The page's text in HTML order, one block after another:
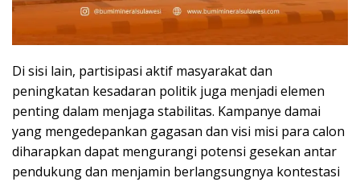
Di sisi lain, partisipasi aktif masyarakat dan
peningkatan kesadaran politik juga menjadi elemen
penting dalam menjaga stabilitas. Kampanye damai
yang mengedepankan gagasan dan visi misi para calon
diharapkan dapat mengurangi potensi gesekan antar
pendukung dan menjamin berlangsungnya kontestasi